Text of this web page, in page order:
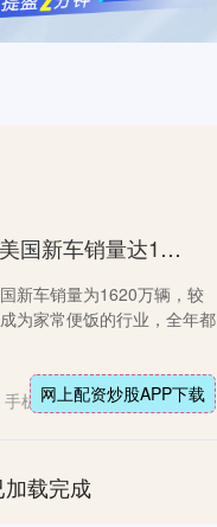
网上配资炒股APP下载 机构：2025年美国新车销量达1620万辆，同比增长2.4%
新车销量为1620万辆，较
为家常便饭的行业，全年都
网上配资炒股APP下载
手机配资平台
载完成